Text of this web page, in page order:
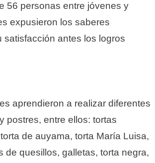
56 personas entre jóvenes y
expusieron los saberes
satisfacción antes los logros
aprendieron a realizar diferentes
postres, entre ellos: tortas
de auyama, torta María Luisa,
de quesillos, galletas, torta negra,